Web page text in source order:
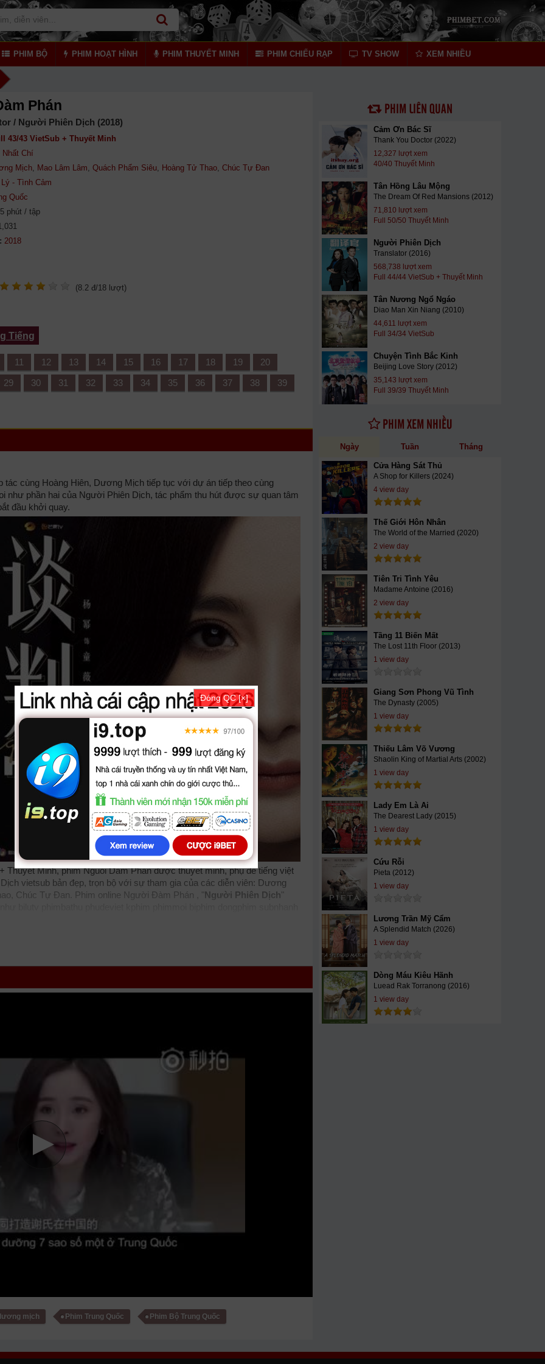
PHIM BỘ PHIM HOẠT HÌNH PHIM THUYẾT MINH PHIM CHIẾU RẠP TV SHOW XEM NHIỀU
Phán
/ Người Phiên Dịch (2018)
43/43 VietSub + Thuyết Minh
Nhất Chí
Mịch, Mao Lâm Lâm, Quách Phẩm Siêu, Hoàng Tử Thao, Chúc Tự Đan
- Tình Cảm
Quốc
phút / tập
(8.2 đ/18 lượt)
Tiếng
11 12 13 14 15 16 17 18 19
20
29 30 31 32 33 34 35 36 37 38
39
cùng Hoàng Hiên, Dương Mịch tiếp tục với dự án tiếp theo cùng
phần hai của Người Phiên Dịch, tác phẩm thu hút được sự quan tâm
đầu khởi quay.
Thuyết Minh, phim Nguoi Dam Phan được thuyết minh, phụ đề tiếng việt
vietsub bản đẹp, trọn bộ với sự tham gia của các diễn viên: Dương
Chúc Tự Đan. Phim online Người Đàm Phán , " Người Phiên Dịch"
loại phim: Tâm Lý - Tình Cảm cập nhật phụ đề Vietsub nhanh nhất,
phim Người Đàm Phán - Người Phiên Dịch vtv HTV SCTV GOTV
Đàm PhánFull 43/43 VietSub + Thuyết Minh
mịch Phim Trung Quốc Phim Bộ Trung Quốc
PHIM LIÊN QUAN
Cảm Ơn Bác Sĩ
Thank You Doctor (2022)
12,327 lượt xem
40/40 Thuyết Minh
Tân Hồng Lâu Mộng
The Dream Of Red Mansions (2012)
71,810 lượt xem
Full 50/50 Thuyết Minh
Người Phiên Dịch
Translator (2016)
568,738 lượt xem
Full 44/44 VietSub + Thuyết Minh
Tân Nương Ngổ Ngáo
Diao Man Xin Niang (2010)
44,611 lượt xem
Full 34/34 VietSub
Chuyện Tình Bắc Kinh
Beijing Love Story (2012)
35,143 lượt xem
Full 39/39 Thuyết Minh
PHIM XEM NHIỀU
Ngày Tuần Tháng
Cửa Hàng Sát Thủ
A Shop for Killers (2024)
4 view day
Thế Giới Hôn Nhân
The World of the Married (2020)
2 view day
Tiên Tri Tình Yêu
Madame Antoine (2016)
2 view day
Tầng 11 Biến Mất
The Lost 11th Floor (2013)
1 view day
Giang Sơn Phong Vũ Tình
The Dynasty (2005)
1 view day
Thiếu Lâm Võ Vương
Shaolin King of Martial Arts (2002)
1 view day
Lady Em Là Ai
The Dearest Lady (2015)
1 view day
Cứu Rỗi
Pieta (2012)
1 view day
Lương Trần Mỹ Cẩm
A Splendid Match (2026)
1 view day
Dòng Máu Kiêu Hãnh
Luead Rak Torranong (2016)
1 view day
Đóng QC [×]